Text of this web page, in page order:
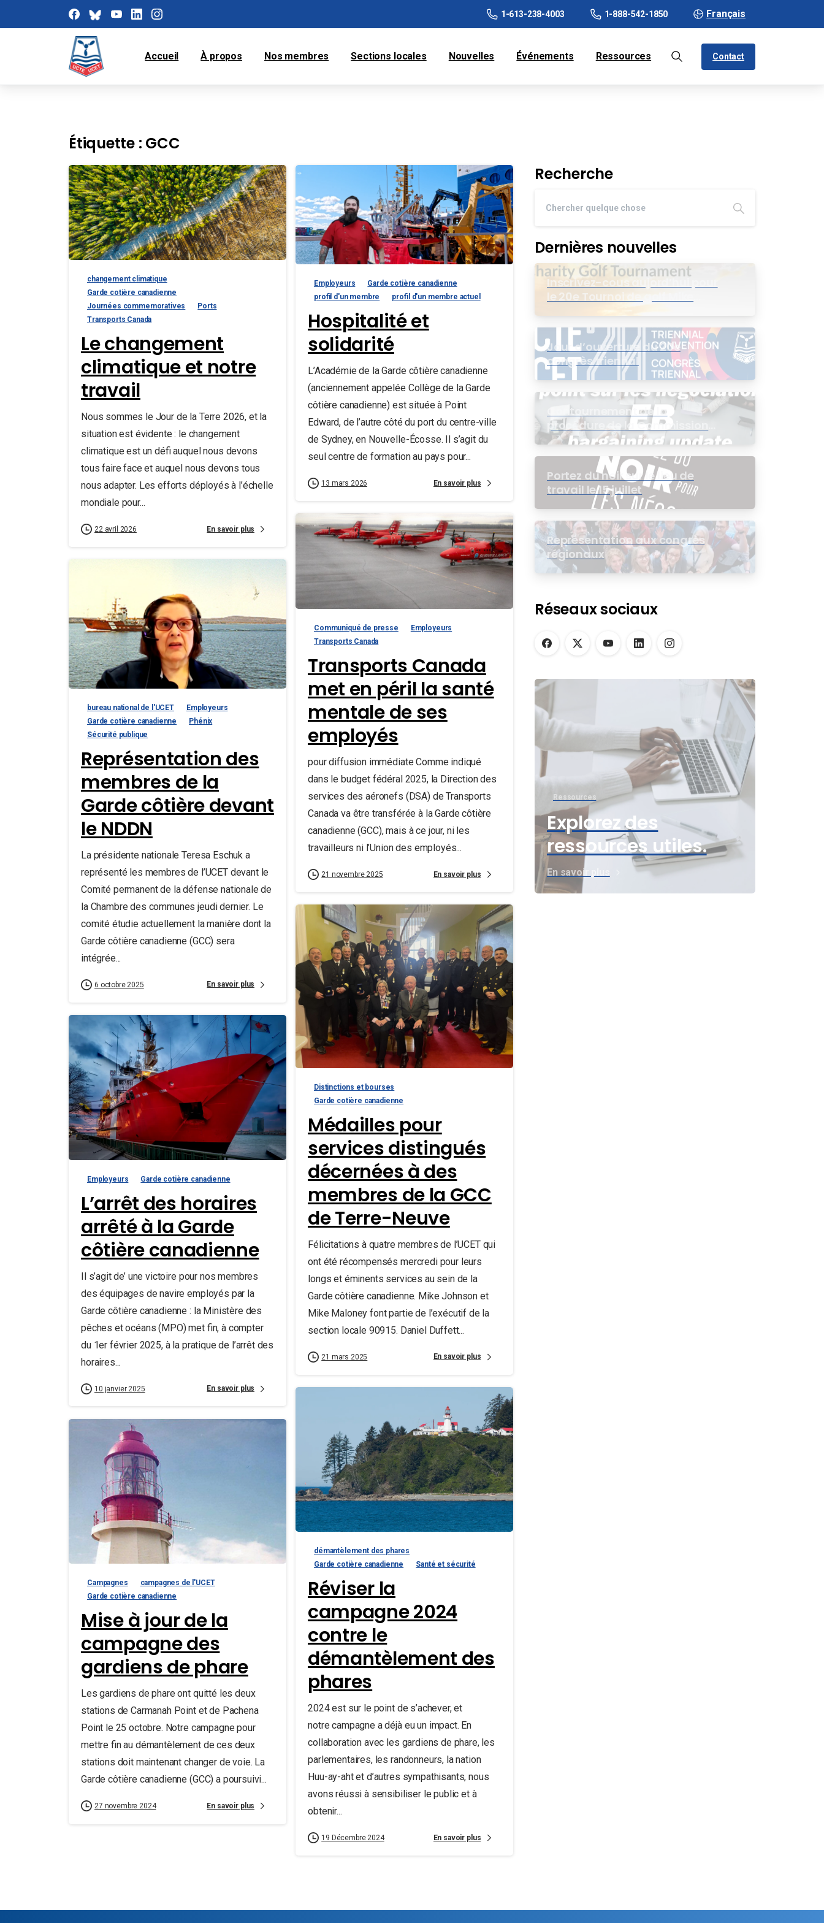
1-613-238-4003 1-888-542-1850 Français
Accueil À propos Nos membres Sections locales Nouvelles Événements Ressources Contact
Étiquette : GCC
changement climatique
Garde cotière canadienne
Journées commemoratives
Ports
Transports Canada
Le changement
climatique et notre
travail
Nous sommes le Jour de la Terre 2026, et la
situation est évidente : le changement
climatique est un défi auquel nous devons
tous faire face et auquel nous devons tous
nous adapter. Les efforts déployés à l’échelle
mondiale pour...
22 avril 2026 En savoir plus
Employeurs
Garde cotière canadienne
profil d'un membre
profil d'un membre actuel
Hospitalité et
solidarité
L’Académie de la Garde côtière canadienne
(anciennement appelée Collège de la Garde
côtière canadienne) est située à Point
Edward, de l’autre côté du port du centre-ville
de Sydney, en Nouvelle-Écosse. Il s’agit du
seul centre de formation au pays pour...
13 mars 2026 En savoir plus
Communiqué de presse
Employeurs
Transports Canada
Transports Canada
met en péril la santé
mentale de ses
employés
pour diffusion immédiate Comme indiqué
dans le budget fédéral 2025, la Direction des
services des aéronefs (DSA) de Transports
Canada va être transférée à la Garde côtière
canadienne (GCC), mais à ce jour, ni les
travailleurs ni l’Union des employés...
21 novembre 2025 En savoir plus
bureau national de l'UCET
Employeurs
Garde cotière canadienne
Phénix
Sécurité publique
Représentation des
membres de la
Garde côtière devant
le NDDN
La présidente nationale Teresa Eschuk a
représenté les membres de l’UCET devant le
Comité permanent de la défense nationale de
la Chambre des communes jeudi dernier. Le
comité étudie actuellement la manière dont la
Garde côtière canadienne (GCC) sera
intégrée...
6 octobre 2025 En savoir plus
Distinctions et bourses
Garde cotière canadienne
Médailles pour
services distingués
décernées à des
membres de la GCC
de Terre-Neuve
Félicitations à quatre membres de l’UCET qui
ont été récompensés mercredi pour leurs
longs et éminents services au sein de la
Garde côtière canadienne. Mike Johnson et
Mike Maloney font partie de l’exécutif de la
section locale 90915. Daniel Duffett...
21 mars 2025 En savoir plus
Employeurs Garde cotière canadienne
L’arrêt des horaires
arrêté à la Garde
côtière canadienne
Il s’agit de’ une victoire pour nos membres
des équipages de navire employés par la
Garde côtière canadienne : la Ministère des
pêches et océans (MPO) met fin, à compter
du 1er février 2025, à la pratique de l’arrêt des
horaires...
10 janvier 2025 En savoir plus
démantèlement des phares
Garde cotière canadienne
Santé et sécurité
Réviser la
campagne 2024
contre le
démantèlement des
phares
2024 est sur le point de s’achever, et
notre campagne a déjà eu un impact. En
collaboration avec les gardiens de phare, les
parlementaires, les randonneurs, la nation
Huu-ay-aht et d’autres sympathisants, nous
avons réussi à sensibiliser le public et à
obtenir...
19 Décembre 2024 En savoir plus
Campagnes
campagnes de l'UCET
Garde cotière canadienne
Mise à jour de la
campagne des
gardiens de phare
Les gardiens de phare ont quitté les deux
stations de Carmanah Point et de Pachena
Point le 25 octobre. Notre campagne pour
mettre fin au démantèlement de ces deux
stations doit maintenant changer de voie. La
Garde côtière canadienne (GCC) a poursuivi...
27 novembre 2024 En savoir plus
Recherche
Dernières nouvelles
Inscrivez-cous aujord’hui pour
le 20e Tournoi de golf Mike
Jour d’ouverture du 20e
congrès triennal
Contournement de la
procédure de la Commission
de l’intérêt public (CIP) pour le
groupe EB
Portez du noir sur le lieu de
travail le 15 juillet
Représentation aux congrès
régionaux
Réseaux sociaux
Ressources
Explorez des
ressources utiles.
En savoir plus